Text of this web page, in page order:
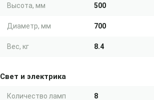
Высота, мм 500
Диаметр, мм 700
Вес, кг 8.4
Свет и электрика
Количество ламп 8